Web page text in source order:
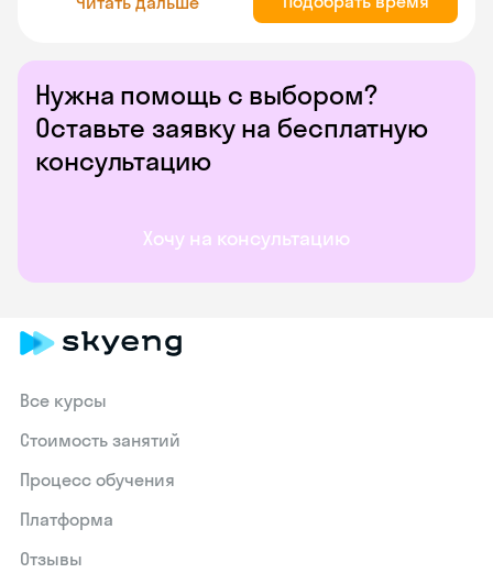
Нужна помощь с выбором?
Оставьте заявку на бесплатную
консультацию
Хочу на консультацию
Все курсы
Стоимость занятий
Процесс обучения
Платформа
Отзывы